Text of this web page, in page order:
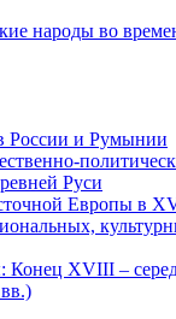
народы во
России и Румынии
Руси
Европы в
Конец XVIII –